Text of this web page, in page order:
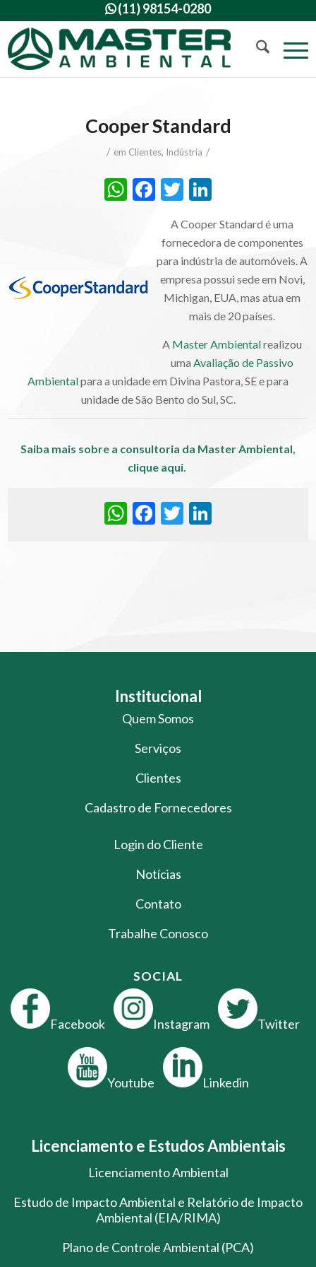
(11) 98154-0280
Cooper Standard
/ em Clientes, Indústria /
WhatsApp
Facebook
Twitter
A Cooper Standard é uma
fornecedora de componentes
para indústria de automóveis. A
empresa possui sede em Novi,
Michigan, EUA, mas atua em
mais de 20 países.
A Master Ambientalrealizou
uma Avaliação de Passivo
Ambientalpara a unidade em Divina Pastora, SE e para
unidade de São Bento do Sul, SC.
Saiba mais sobre a consultoria da Master Ambiental,
clique aqui.
WhatsApp
Facebook
Twitter
Institucional
Quem Somos
Serviços
Clientes
Cadastro de Fornecedores
Login do Cliente
Notícias
Contato
Trabalhe Conosco
SOCIAL
Facebook Instagram Twitter
Youtube Linkedin
Licenciamento e Estudos Ambientais
Licenciamento Ambiental
Estudo de Impacto Ambiental e Relatório de Impacto
Ambiental (EIA/RIMA)
Plano de Controle Ambiental (PCA)